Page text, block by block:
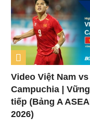
Video Việt Nam vs
Campuchia |
tiếp (Bảng A
2026)